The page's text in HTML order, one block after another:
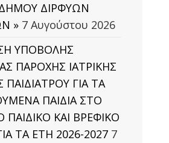
ΔΙΡΦΥΩΝ
» 7 Αυγούστου 2026
ΥΠΟΒΟΛΗΣ
ΠΑΡΟΧΗΣ ΙΑΤΡΙΚΗΣ
ΠΑΙΔΙΑΤΡΟΥ ΓΙΑ ΤΑ
ΠΑΙΔΙΑ ΣΤΟ
ΚΑΙ ΒΡΕΦΙΚΟ
ΤΑ ΕΤΗ 2026-2027 7